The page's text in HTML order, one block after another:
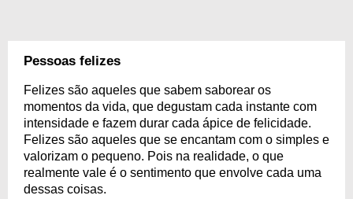
Pessoas felizes
Felizes são aqueles que sabem saborear os
momentos da vida, que degustam cada instante com
intensidade e fazem durar cada ápice de felicidade.
Felizes são aqueles que se encantam com o simples e
valorizam o pequeno. Pois na realidade, o que
realmente vale é o sentimento que envolve cada uma
dessas coisas.